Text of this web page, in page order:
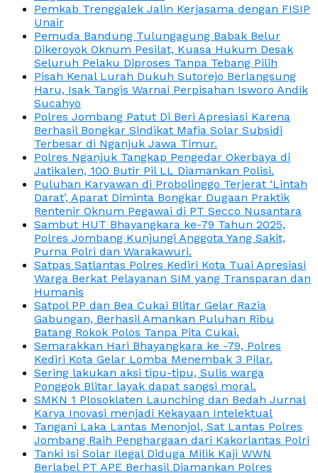
Pemkab Trenggalek Jalin Kerjasama dengan FISIP
Unair
Pemuda Bandung Tulungagung Babak Belur
Dikeroyok Oknum Pesilat, Kuasa Hukum Desak
Seluruh Pelaku Diproses Tanpa Tebang Pilih
Pisah Kenal Lurah Dukuh Sutorejo Berlangsung
Haru, Isak Tangis Warnai Perpisahan Isworo Andik
Sucahyo
Polres Jombang Patut Di Beri Apresiasi Karena
Berhasil Bongkar Sindikat Mafia Solar Subsidi
Terbesar di Nganjuk Jawa Timur.
Polres Nganjuk Tangkap Pengedar Okerbaya di
Jatikalen, 100 Butir Pil LL Diamankan Polisi.
Puluhan Karyawan di Probolinggo Terjerat ‘Lintah
Darat’, Aparat Diminta Bongkar Dugaan Praktik
Rentenir Oknum Pegawai di PT Secco Nusantara
Sambut HUT Bhayangkara ke-79 Tahun 2025,
Polres Jombang Kunjungi Anggota Yang Sakit,
Purna Polri dan Warakawuri.
Satpas Satlantas Polres Kediri Kota Tuai Apresiasi
Warga Berkat Pelayanan SIM yang Transparan dan
Humanis
Satpol PP dan Bea Cukai Blitar Gelar Razia
Gabungan, Berhasil Amankan Puluhan Ribu
Batang Rokok Polos Tanpa Pita Cukai.
Semarakkan Hari Bhayangkara ke -79, Polres
Kediri Kota Gelar Lomba Menembak 3 Pilar.
Sering lakukan aksi tipu-tipu, Sulis warga
Ponggok Blitar layak dapat sangsi moral.
SMKN 1 Plosoklaten Launching dan Bedah Jurnal
Karya Inovasi menjadi Kekayaan Intelektual
Tangani Laka Lantas Menonjol, Sat Lantas Polres
Jombang Raih Penghargaan dari Kakorlantas Polri
Tanki Isi Solar Ilegal Diduga Milik Kaji WWN
Berlabel PT APE Berhasil Diamankan Polres